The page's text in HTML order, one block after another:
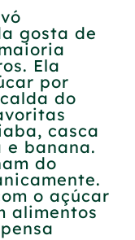
gosta de
Ela
por
do
casca
banana.
do
o açúcar
alimentos